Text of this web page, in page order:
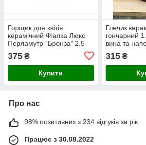
Горщик для квітів
керамічний Фіалка Люкс
Перламутр "Бронза" 2.5
375 ₴
Купити
Глечик
гончарний
вина та
315₴
Про нас
98% позитивних з 234 відгуків за рік
Працює з 30.08.2022